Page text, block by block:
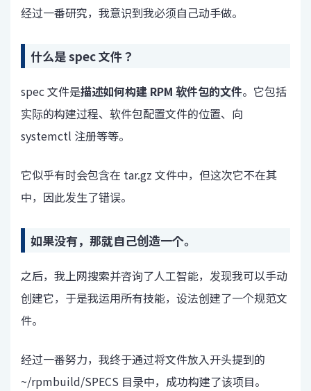
经过一番研究，我意识到我必须自己动手做。
什么是 spec 文件？
spec 文件是描述如何构建 RPM 软件包的文件。它包括
实际的构建过程、软件包配置文件的位置、向
systemctl 注册等等。
它似乎有时会包含在 tar.gz 文件中，但这次它不在其
中，因此发生了错误。
如果没有，那就自己创造一个。
之后，我上网搜索并咨询了人工智能，发现我可以手动
创建它，于是我运用所有技能，设法创建了一个规范文
件。
经过一番努力，我终于通过将文件放入开头提到的
~/rpmbuild/SPECS 目录中，成功构建了该项目。